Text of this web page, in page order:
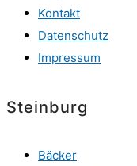
Kontakt
Datenschutz
Impressum
Steinburg
Bäcker